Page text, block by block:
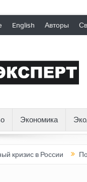
English Авторы
Экономика
России Почему